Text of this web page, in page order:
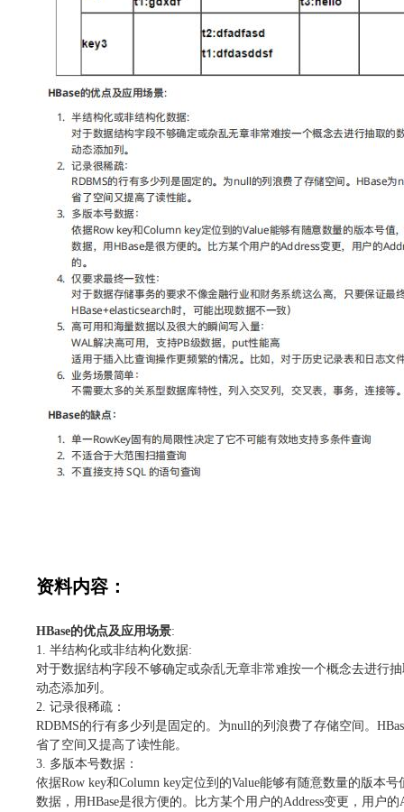
资料内容：
HBase的优点及应⽤场景:
1. 半结构化或⾮结构化数据:
对于数据结构字段不够确定或杂乱⽆章⾮常难按⼀个概念去进⾏
动态添加列。
2. 记录很稀疏：
RDBMS的⾏有多少列是固定的。为null的列浪费了存储空间。
省了空间⼜提⾼了读性能。
3. 多版本号数据：
依据Row key和Column key定位到的Value能够有随意数量的版本号
数据，⽤HBase是很⽅便的。⽐⽅某个⽤户的Address变更，⽤户的